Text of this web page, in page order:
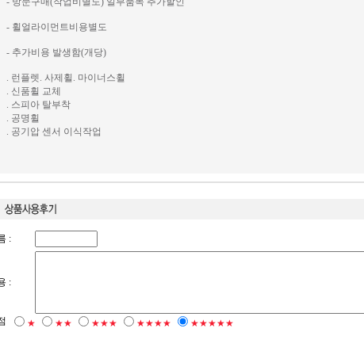
- 휠얼라이먼트비용별도
- 추가비용 발생함(개당)
. 런플렛. 사제휠. 마이너스휠
. 신품휠 교체
. 스피아 탈부착
. 공명휠
. 공기압 센서 이식작업
:
:
★ ★★ ★★★ ★★★★ ★★★★★